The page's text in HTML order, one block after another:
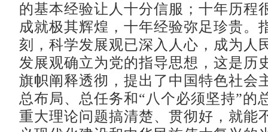
的基本经验让人十分信服；十年历程
成就极其辉煌，十年经验弥足珍贵。
刻，科学发展观已深入人心，成为人
发展观确立为党的指导思想，这是历
旗帜阐释透彻，提出了中国特色社会
总布局、总任务和“八个必须坚持”的
重大理论问题搞清楚、贯彻好，就能